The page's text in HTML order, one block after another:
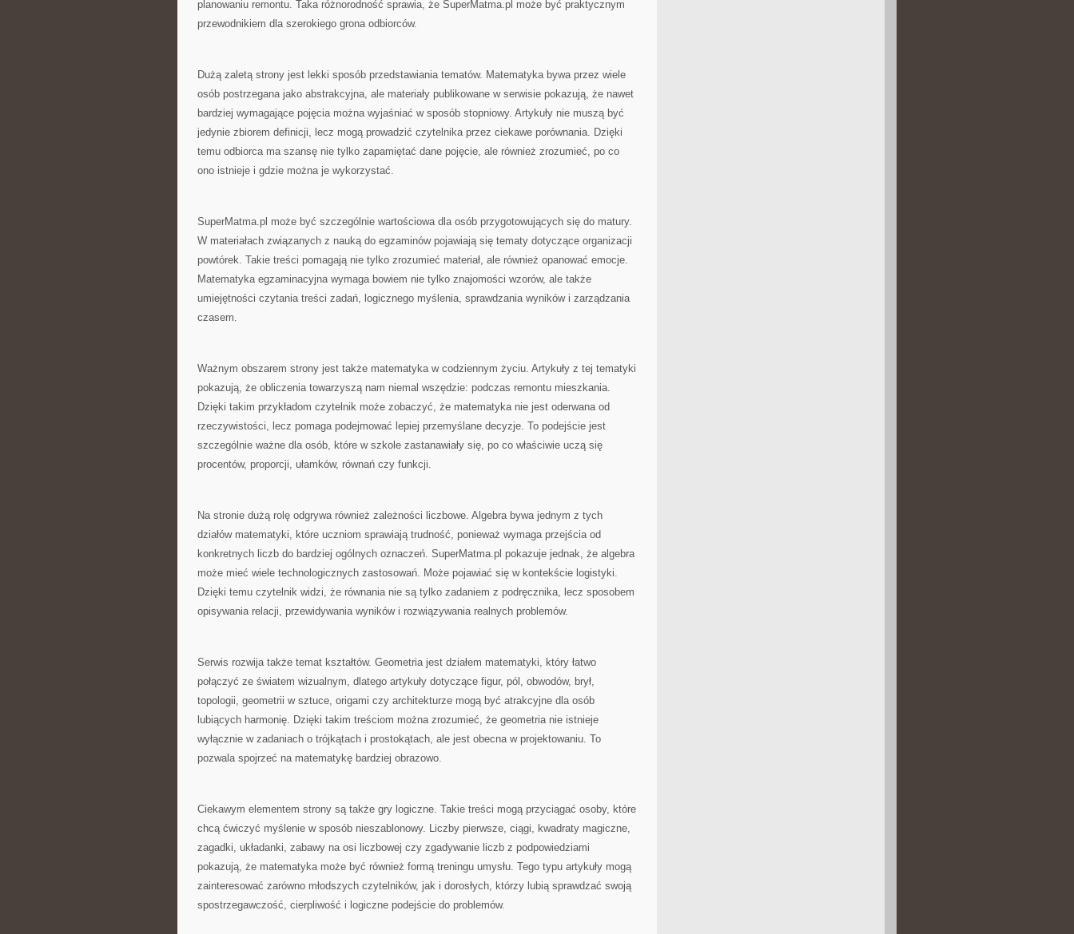
planowaniu remontu. Taka różnorodność sprawia, że SuperMatma.pl może być praktycznym
przewodnikiem dla szerokiego grona odbiorców.
Dużą zaletą strony jest lekki sposób przedstawiania tematów. Matematyka bywa przez wiele
osób postrzegana jako abstrakcyjna, ale materiały publikowane w serwisie pokazują, że nawet
bardziej wymagające pojęcia można wyjaśniać w sposób stopniowy. Artykuły nie muszą być
jedynie zbiorem definicji, lecz mogą prowadzić czytelnika przez ciekawe porównania. Dzięki
temu odbiorca ma szansę nie tylko zapamiętać dane pojęcie, ale również zrozumieć, po co
ono istnieje i gdzie można je wykorzystać.
SuperMatma.pl może być szczególnie wartościowa dla osób przygotowujących się do matury.
W materiałach związanych z nauką do egzaminów pojawiają się tematy dotyczące organizacji
powtórek. Takie treści pomagają nie tylko zrozumieć materiał, ale również opanować emocje.
Matematyka egzaminacyjna wymaga bowiem nie tylko znajomości wzorów, ale także
umiejętności czytania treści zadań, logicznego myślenia, sprawdzania wyników i zarządzania
czasem.
Ważnym obszarem strony jest także matematyka w codziennym życiu. Artykuły z tej tematyki
pokazują, że obliczenia towarzyszą nam niemal wszędzie: podczas remontu mieszkania.
Dzięki takim przykładom czytelnik może zobaczyć, że matematyka nie jest oderwana od
rzeczywistości, lecz pomaga podejmować lepiej przemyślane decyzje. To podejście jest
szczególnie ważne dla osób, które w szkole zastanawiały się, po co właściwie uczą się
procentów, proporcji, ułamków, równań czy funkcji.
Na stronie dużą rolę odgrywa również zależności liczbowe. Algebra bywa jednym z tych
działów matematyki, które uczniom sprawiają trudność, ponieważ wymaga przejścia od
konkretnych liczb do bardziej ogólnych oznaczeń. SuperMatma.pl pokazuje jednak, że algebra
może mieć wiele technologicznych zastosowań. Może pojawiać się w kontekście logistyki.
Dzięki temu czytelnik widzi, że równania nie są tylko zadaniem z podręcznika, lecz sposobem
opisywania relacji, przewidywania wyników i rozwiązywania realnych problemów.
Serwis rozwija także temat kształtów. Geometria jest działem matematyki, który łatwo
połączyć ze światem wizualnym, dlatego artykuły dotyczące figur, pól, obwodów, brył,
topologii, geometrii w sztuce, origami czy architekturze mogą być atrakcyjne dla osób
lubiących harmonię. Dzięki takim treściom można zrozumieć, że geometria nie istnieje
wyłącznie w zadaniach o trójkątach i prostokątach, ale jest obecna w projektowaniu. To
pozwala spojrzeć na matematykę bardziej obrazowo.
Ciekawym elementem strony są także gry logiczne. Takie treści mogą przyciągać osoby, które
chcą ćwiczyć myślenie w sposób nieszablonowy. Liczby pierwsze, ciągi, kwadraty magiczne,
zagadki, układanki, zabawy na osi liczbowej czy zgadywanie liczb z podpowiedziami
pokazują, że matematyka może być również formą treningu umysłu. Tego typu artykuły mogą
zainteresować zarówno młodszych czytelników, jak i dorosłych, którzy lubią sprawdzać swoją
spostrzegawczość, cierpliwość i logiczne podejście do problemów.